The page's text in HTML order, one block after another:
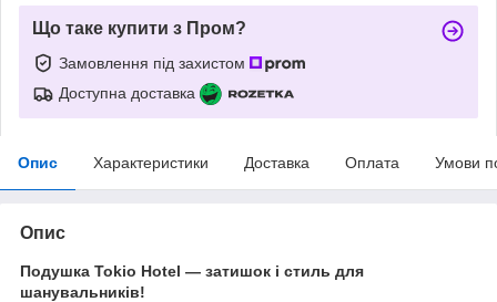
Що таке купити з Пром?
Замовлення під захистом
Доступна доставка
Опис Характеристики Доставка Оплата Умови
Опис
Подушка Tokio Hotel — затишок і стиль для
шанувальників!